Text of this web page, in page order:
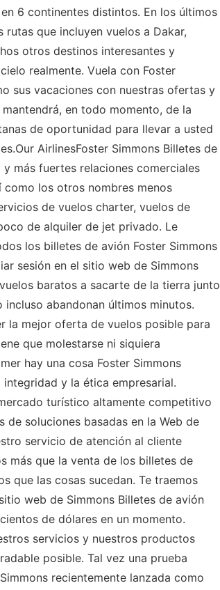
6 continentes distintos. En los últimos
rutas que incluyen vuelos a Dakar,
otros destinos interesantes y
realmente. Vuela con Foster
sus vacaciones con nuestras ofertas y
en todo momento, de la
de oportunidad para llevar a usted
AirlinesFoster Simmons Billetes de
más fuertes relaciones comerciales
como los otros nombres menos
de vuelos charter, vuelos de
de alquiler de jet privado. Le
los billetes de avión Foster Simmons
sesión en el sitio web de Simmons
baratos a sacarte de la tierra junto
abandonan últimos minutos.
la mejor oferta de vuelos posible para
que molestarse ni siquiera
hay una cosa Foster Simmons
y la ética empresarial.
turístico altamente competitivo
soluciones basadas en la Web de
servicio de atención al cliente
más que la venta de los billetes de
que las cosas sucedan. Te traemos
web de Simmons Billetes de avión
de dólares en un momento.
servicios y nuestros productos
posible. Tal vez una prueba
recientemente lanzada como